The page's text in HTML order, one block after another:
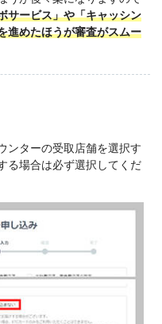
サービス」や「キャッシン
進めたほうが審査がスムー
ンターの受取店舗を選択す
る場合は必ず選択してくだ